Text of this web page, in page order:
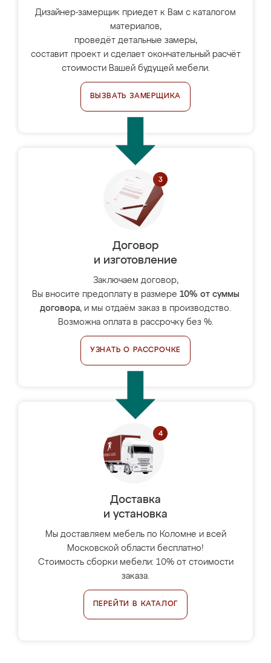
Дизайнер-замерщик приедет к Вам с каталогом
материалов,
проведёт детальные замеры,
составит проект и сделает окончательный расчёт
стоимости Вашей будущей мебели.
ВЫЗВАТЬ ЗАМЕРЩИКА
Договор
и изготовление
Заключаем договор,
Вы вносите предоплату в размере 10% от суммы
договора, и мы отдаём заказ в производство.
Возможна оплата в рассрочку без %.
УЗНАТЬ О РАССРОЧКЕ
Доставка
и установка
Мы доставляем мебель по Коломне и всей
Московской области бесплатно!
Стоимость сборки мебели: 10% от стоимости
заказа.
ПЕРЕЙТИ В КАТАЛОГ